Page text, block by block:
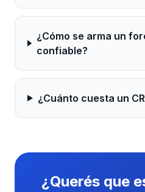
¿Cómo se arma un
confiable?
¿Cuánto cuesta un
¿Querés que